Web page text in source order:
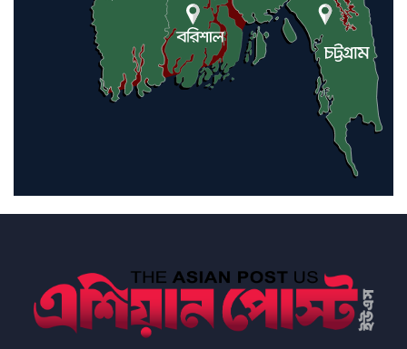
ইরাকসহ মধ্যপ্রাচ্যে ২৪ হামলা চালাল
ইরানপন্থি গোষ্ঠী
হরমুজ প্রণালী সুরক্ষায় মিত্ররা সাহায্য
না করলে ন্যাটোর ভবিষ্যৎ খারাপ